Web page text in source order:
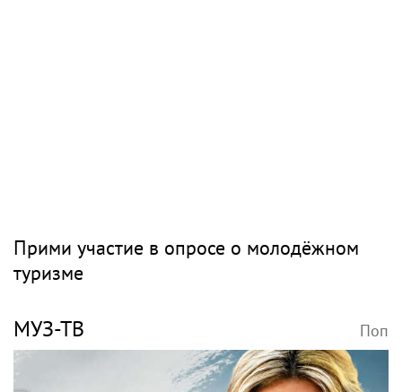
Прими участие в опросе о молодёжном
туризме
МУЗ-ТВ Поп